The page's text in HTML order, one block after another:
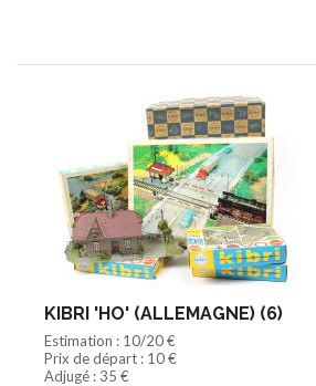
KIBRI 'HO' (ALLEMAGNE) (6)
Estimation : 10/20 €
Prix de départ : 10 €
Adjugé : 35 €